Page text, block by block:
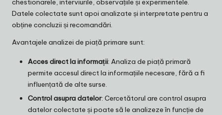
chestionarele, interviurile, observațiile și experimentele.
Datele colectate sunt apoi analizate și interpretate pentru a
obține concluzii și recomandări.
Avantajele analizei de piață primare sunt:
Acces direct la informații: Analiza de piață primară
permite accesul direct la informațiile necesare, fără a fi
influențată de alte surse.
Control asupra datelor: Cercetătorul are control asupra
datelor colectate și poate să le analizeze în funcție de